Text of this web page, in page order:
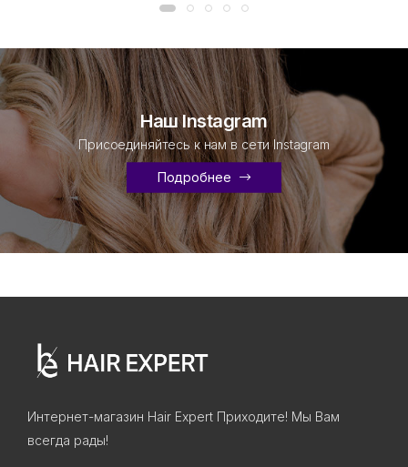
Наш Instagram
Присоединяйтесь к нам в сети Instagram
Подробнее
Интернет-магазин Hair Expert Приходите! Мы Вам
всегда рады!